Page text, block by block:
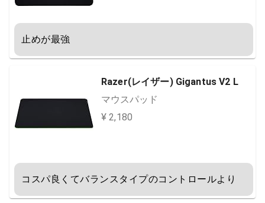
止めが最強
Razer(レイザー) Gigantus V2 L
マウスパッド
¥ 2,180
コスパ良くてバランスタイプのコントロールより